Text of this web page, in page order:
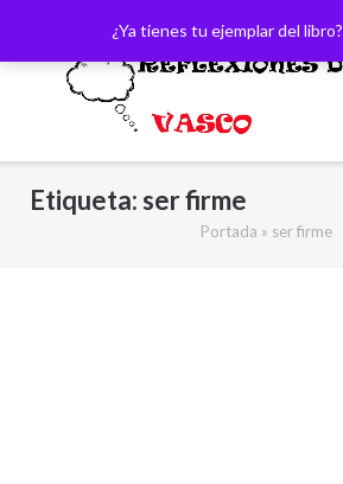
¿Ya tienes tu ejemplar del libro?
contenido
Etiqueta:ser firme
Portada » ser firme